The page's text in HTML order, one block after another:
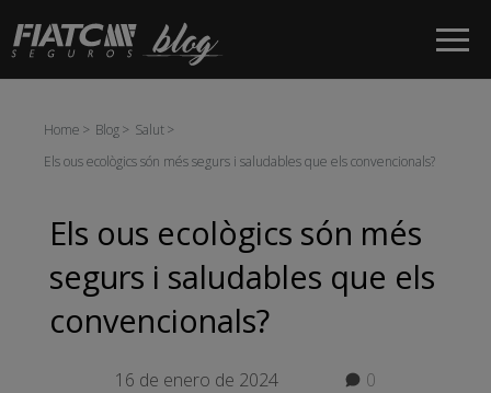
Salta al contingut principal
Home Blog
Salut
Els ous ecològics són més segurs i saludables que els convencionals?
Els ous ecològics són més
segurs i saludables que els
convencionals?
16 de enero de 2024 0